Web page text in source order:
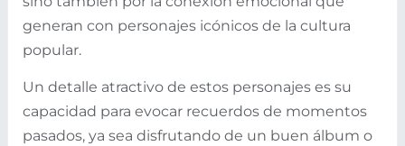
generan con personajes icónicos de la cultura
popular.
Un detalle atractivo de estos personajes es su
capacidad para evocar recuerdos de momentos
pasados, ya sea disfrutando de un buen álbum o